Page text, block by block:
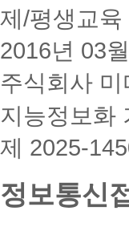
제/평생교
2016년 03
주식회사
지능정보화
제 2025-
정보통신